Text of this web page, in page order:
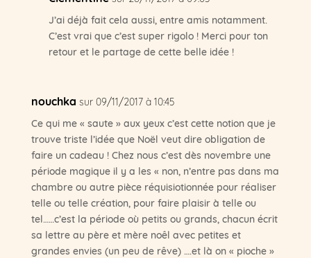
J’ai déjà fait cela aussi, entre amis notamment.
C’est vrai que c’est super rigolo ! Merci pour ton
retour et le partage de cette belle idée !
nouchka sur 09/11/2017 à 10:45
Ce qui me « saute » aux yeux c’est cette notion que je
trouve triste l’idée que Noël veut dire obligation de
faire un cadeau ! Chez nous c’est dès novembre une
période magique il y a les « non, n’entre pas dans ma
chambre ou autre pièce réquisiotionnée pour réaliser
telle ou telle création, pour faire plaisir à telle ou
tel……c’est la période où petits ou grands, chacun écrit
sa lettre au père et mère noêl avec petites et
grandes envies (un peu de rêve) ….et là on « pioche »